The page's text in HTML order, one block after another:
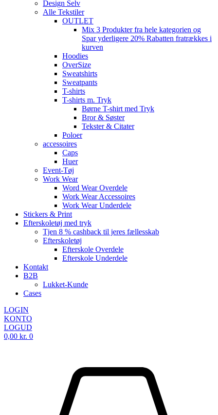
Design Selv
Alle Tekstiler
OUTLET
Mix 3 Produkter fra hele kategorien og
Spar yderligere 20% Rabatten fratrækkes i
kurven
Hoodies
OverSize
Sweatshirts
Sweatpants
T-shirts
T-shirts m. Tryk
Børne T-shirt med Tryk
Bror & Søster
Tekster & Citater
Poloer
accessoires
Caps
Huer
Event-Tøj
Work Wear
Word Wear Overdele
Work Wear Accessoires
Work Wear Underdele
Stickers & Print
Efterskoletøj med tryk
Tjen 8 % cashback til jeres fællesskab
Efterskoletøj
Efterskole Overdele
Efterskole Underdele
Kontakt
B2B
Lukket-Kunde
Cases
LOGIN
KONTO
LOGUD
0,00 kr. 0